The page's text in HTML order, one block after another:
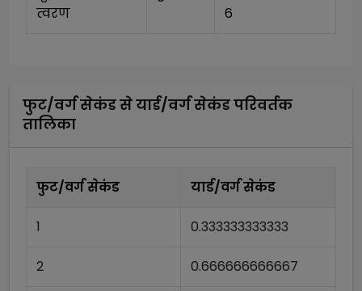
त्वरण
6
फुट/वर्ग सेकंडसेयार्ड/वर्ग सेकंडपरिवर्तक
तालिका
फुट/वर्ग सेकंड यार्ड/वर्ग सेकंड
1 0.333333333333
2 0.666666666667